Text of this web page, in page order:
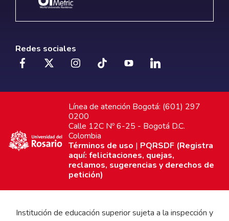
Redes sociales
Línea de atención Bogotá: (601) 297
0200
Calle 12C Nº 6-25 - Bogotá D.C.
Colombia
Términos de uso | PQRSDF (Registra
aquí: felicitaciones, quejas,
reclamos, sugerencias y derechos de
petición)
Institución de educación superior sujeta a la inspección y